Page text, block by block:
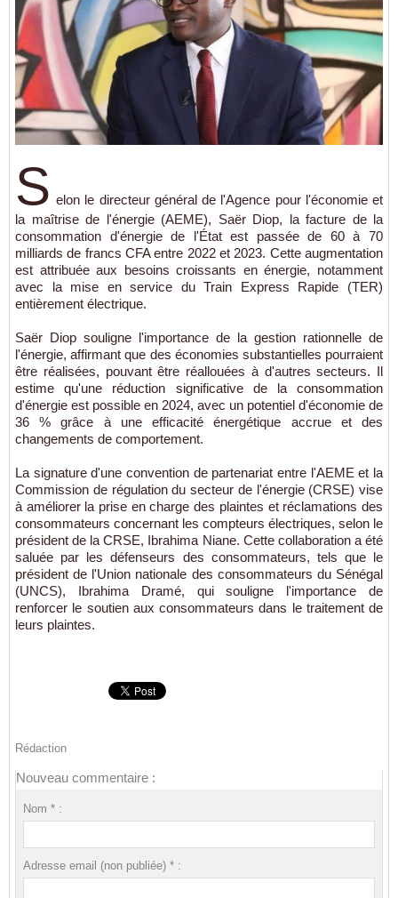
S elon le directeur général de l'Agence pour l'économie et
la maîtrise de l'énergie (AEME), Saër Diop, la facture de la
consommation d'énergie de l'État est passée de 60 à 70
milliards de francs CFA entre 2022 et 2023. Cette augmentation
est attribuée aux besoins croissants en énergie, notamment
avec la mise en service du Train Express Rapide (TER)
entièrement électrique.
Saër Diop souligne l'importance de la gestion rationnelle de
l'énergie, affirmant que des économies substantielles pourraient
être réalisées, pouvant être réallouées à d'autres secteurs. Il
estime qu'une réduction significative de la consommation
d'énergie est possible en 2024, avec un potentiel d'économie de
36 % grâce à une efficacité énergétique accrue et des
changements de comportement.
La signature d'une convention de partenariat entre l'AEME et la
Commission de régulation du secteur de l'énergie (CRSE) vise
à améliorer la prise en charge des plaintes et réclamations des
consommateurs concernant les compteurs électriques, selon le
président de la CRSE, Ibrahima Niane. Cette collaboration a été
saluée par les défenseurs des consommateurs, tels que le
président de l'Union nationale des consommateurs du Sénégal
(UNCS), Ibrahima Dramé, qui souligne l'importance de
renforcer le soutien aux consommateurs dans le traitement de
leurs plaintes.
Rédaction
Nouveau commentaire :
Nom * :
Adresse email (non publiée) * :